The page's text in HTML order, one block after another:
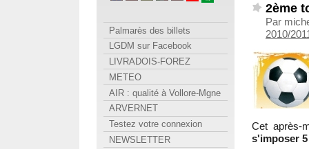
2ème
Par
2010/
Cet après-
s'imposer 5
Palmarès des billets
LGDM sur Facebook
LIVRADOIS-FOREZ
METEO
AIR : qualité à Vollore-Mgne
ARVERNET
Testez votre connexion
NEWSLETTER